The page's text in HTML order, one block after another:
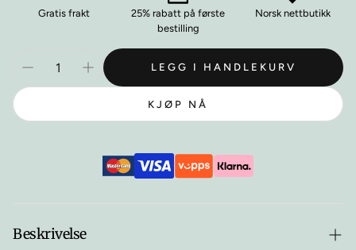
Gratis frakt
25% rabatt på første
bestilling
Norsk nettbutikk
LEGG I HANDLEKURV
KJØP NÅ
Beskrivelse